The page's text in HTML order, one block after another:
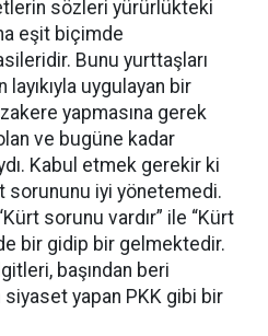
sözleri yürürlükteki
eşit biçimde
Bunu yurttaşları
layıkıyla uygulayan bir
yapmasına gerek
ve bugüne kadar
Kabul etmek gerekir ki
sorununu iyi yönetemedi.
sorunu vardır” ile “Kürt
bir gidip bir gelmektedir.
başından beri
yapan PKK gibi bir